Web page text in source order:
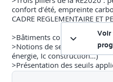
confort d’été, empreinte
CADRE REGLEMENTAIRE ET
>Bâtiments concernés, dates
>Notions de seuils et
énergie, Ic construction…)
>Présentation des seuils
DONNEES D’ENTREE ET